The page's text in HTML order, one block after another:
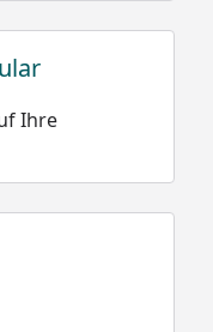
122
122
auf dem
1-4
Ihre